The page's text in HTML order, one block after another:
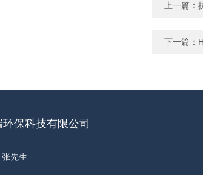
上一篇：
下一篇：
保科技有限公司
先生